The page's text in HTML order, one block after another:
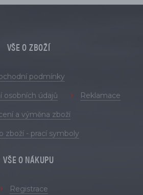
VŠE O ZBOŽÍ
podmínky
osobních údajů Reklamace
a výměna zboží
zboží - prací symboly
VŠE O NÁKUPU
Registrace